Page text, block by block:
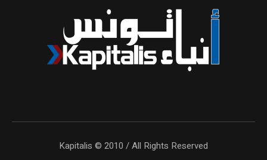
Kapitalis © 2010 / All Rights Reserved